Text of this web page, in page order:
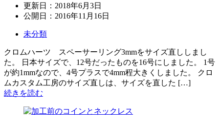
更新日： 2018年6月3日
公開日： 2016年11月16日
未分類
クロムハーツ スペーサーリング3mmをサイズ直ししまし
た。 日本サイズで、12号だったものを16号にしました。 1号
が約1mmなので、4号プラスで4mm程大きくしました。 クロ
ムカスタム工房のサイズ直しは、サイズを直した […]
続きを読む